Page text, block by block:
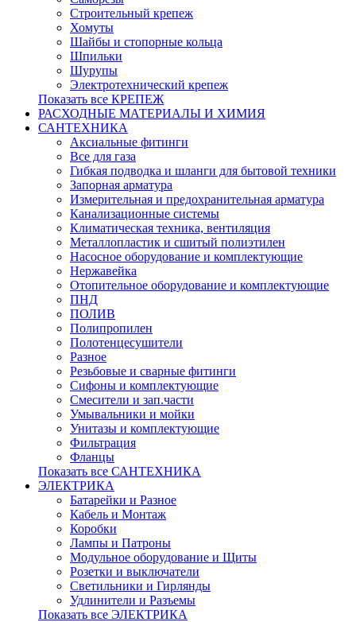
Строительный крепеж
Хомуты
Шайбы и стопорные кольца
Шпильки
Шурупы
Электротехнический крепеж
Показать все КРЕПЕЖ
РАСХОДНЫЕ МАТЕРИАЛЫ И ХИМИЯ
САНТЕХНИКА
Аксиальные фитинги
Все для газа
Гибкая подводка и шланги для бытовой техники
Запорная арматура
Измерительная и предохранительная арматура
Канализационные системы
Климатическая техника, вентиляция
Металлопластик и сшитый полиэтилен
Насосное оборудование и комплектующие
Нержавейка
Отопительное оборудование и комплектующие
ПНД
ПОЛИВ
Полипропилен
Полотенцесушители
Разное
Резьбовые и сварные фитинги
Сифоны и комплектующие
Смесители и зап.части
Умывальники и мойки
Унитазы и комплектующие
Фильтрация
Фланцы
Показать все САНТЕХНИКА
ЭЛЕКТРИКА
Батарейки и Разное
Кабель и Монтаж
Коробки
Лампы и Патроны
Модульное оборудование и Щиты
Розетки и выключатели
Светильники и Гирлянды
Удлинители и Разъемы
Показать все ЭЛЕКТРИКА